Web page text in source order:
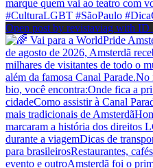
Open post by revistaviag with ID